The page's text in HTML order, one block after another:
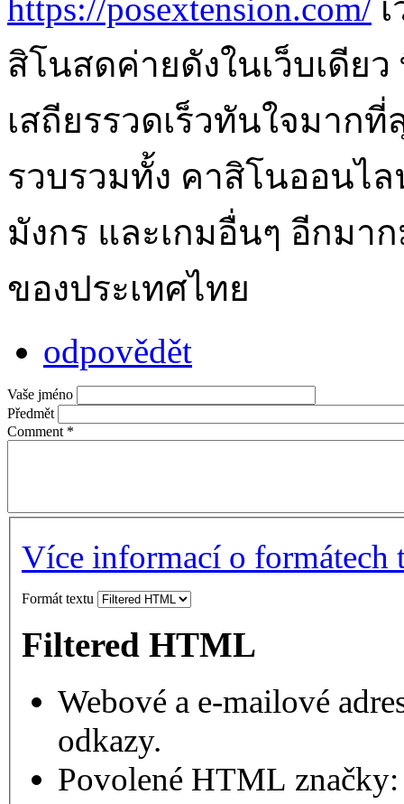
https://posextension.com/
สิโนสดค่ายดังในเว็บเดีย
เสถียรรวดเร็วทันใจมาก
รวบรวมทั้ง คาสิโนออนไ
มังกร และเกมอื่นๆ อีกมา
ของประเทศไทย
odpovědět
Vaše jméno
Předmět
Comment *
Více informací o formátech
Formát textu
Filtered HTML
Webové a e-mailové
odkazy.
Povolené HTML